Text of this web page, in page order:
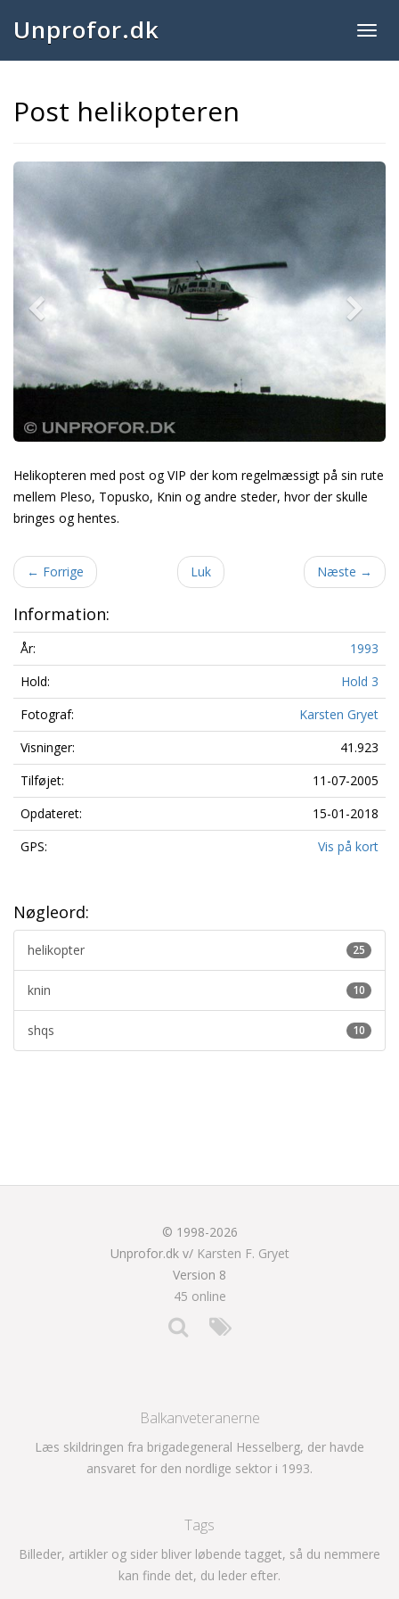
Unprofor.dk
Post helikopteren
Previous
Helikopteren med post og VIP der kom regelmæssigt på sin rute
mellem Pleso, Topusko, Knin og andre steder, hvor der skulle
bringes og hentes.
← Forrige Luk Næste →
Information:
År:
1993
Hold:
Hold 3
Fotograf:
Karsten Gryet
Visninger:
41.923
Tilføjet:
11-07-2005
Opdateret:
15-01-2018
GPS:
Vis på kort
Nøgleord:
25
helikopter
10
knin
10
shqs
© 1998-2026
Unprofor.dk v/ Karsten F. Gryet
Version 8
45 online
Balkanveteranerne
Læs skildringen fra brigadegeneral Hesselberg, der havde
ansvaret for den nordlige sektor i 1993.
Tags
Billeder, artikler og sider bliver løbende tagget, så du nemmere
kan finde det, du leder efter.